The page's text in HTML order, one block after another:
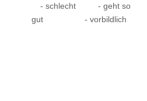
- schlecht - geht so
gut
- vorbildlich